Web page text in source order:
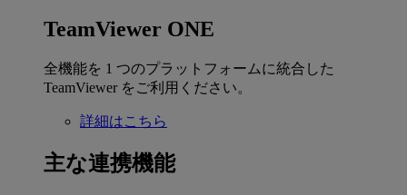
TeamViewer ONE
全機能を 1 つのプラットフォームに統合した
TeamViewer をご利用ください。
詳細はこちら
主な連携機能